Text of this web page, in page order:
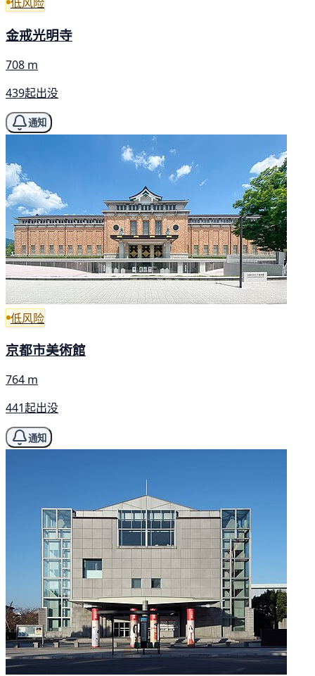
金戒光明寺
708 m
439起出没
通知
低风险
京都市美術館
764 m
441起出没
通知